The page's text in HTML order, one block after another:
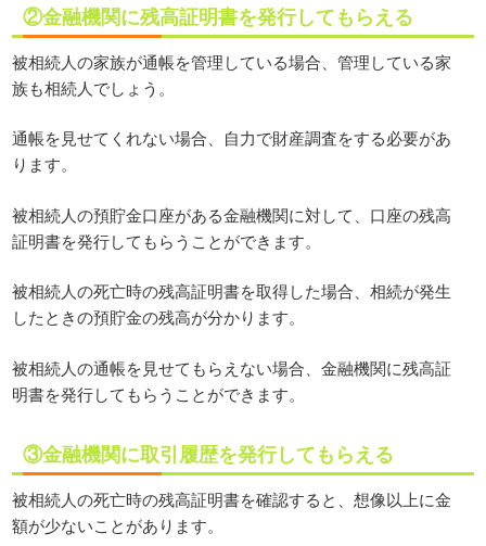
②金融機関に残高証明書を発行してもらえる
被相続人の家族が通帳を管理している場合、管理している家
族も相続人でしょう。
通帳を見せてくれない場合、自力で財産調査をする必要があ
ります。
被相続人の預貯金口座がある金融機関に対して、口座の残高
証明書を発行してもらうことができます。
被相続人の死亡時の残高証明書を取得した場合、相続が発生
したときの預貯金の残高が分かります。
被相続人の通帳を見せてもらえない場合、金融機関に残高証
明書を発行してもらうことができます。
③金融機関に取引履歴を発行してもらえる
被相続人の死亡時の残高証明書を確認すると、想像以上に金
額が少ないことがあります。